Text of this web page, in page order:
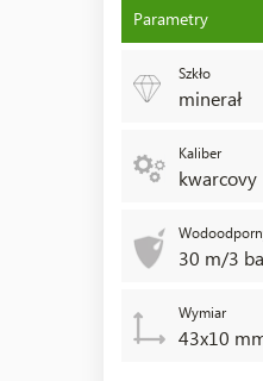
Parametry
Szkło
minerał
Kaliber
kwarcovy
30 m/3
Wymiar
43x10